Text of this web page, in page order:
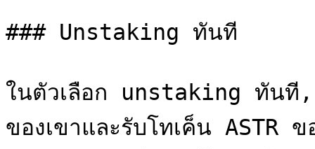
### Unstaking ทันที
ในตัวเลือก unstaking ทันที,
ของเขาและรับโทเค็น ASTR